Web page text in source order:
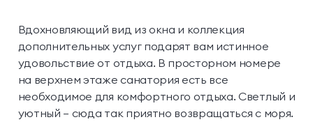
Вдохновляющий вид из окна и коллекция
дополнительных услуг подарят вам истинное
удовольствие от отдыха. В просторном номере
на верхнем этаже санатория есть все
необходимое для комфортного отдыха. Светлый и
уютный — сюда так приятно возвращаться с моря.